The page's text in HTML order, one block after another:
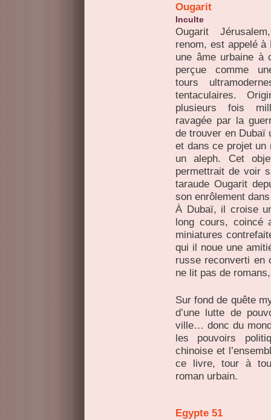
Ougarit
Inculte
Ougarit
renom, est appelé
une âme urbaine à
perçue comme
tours
tentaculaires.
plusieurs fois
ravagée par la
de trouver en Dubaï
et dans ce projet un
un aleph. Cet
permettrait de voir
taraude Ougarit
son enrôlement dans
À Dubaï, il croise
long cours, coincé
miniatures
qui il noue une
russe reconverti en
ne lit pas de
Sur fond de quête
d’une lutte de
ville… donc du
les pouvoirs
chinoise et
ce livre, tour à
roman urbain.
Egypte 51